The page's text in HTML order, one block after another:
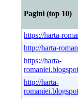
Pagini (top 10)
https://harta-
http://harta-
https://harta-
http://harta-